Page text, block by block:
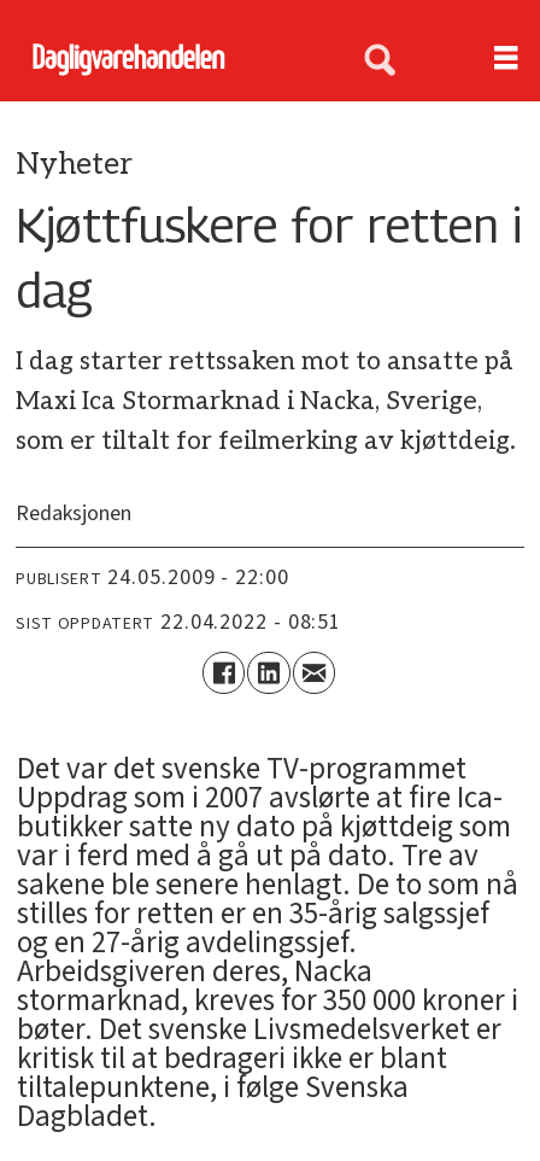
Nyheter
Kjøttfuskere for retten i
dag
I dag starter rettssaken mot to ansatte på
Maxi Ica Stormarknad i Nacka, Sverige,
som er tiltalt for feilmerking av kjøttdeig.
Redaksjonen
PUBLISERT 24.05.2009 - 22:00
SIST OPPDATERT 22.04.2022 - 08:51
Det var det svenske TV-programmet
Uppdrag som i 2007 avslørte at fire Ica-
butikker satte ny dato på kjøttdeig som
var i ferd med å gå ut på dato. Tre av
sakene ble senere henlagt. De to som nå
stilles for retten er en 35-årig salgssjef
og en 27-årig avdelingssjef.
Arbeidsgiveren deres, Nacka
stormarknad, kreves for 350 000 kroner i
bøter. Det svenske Livsmedelsverket er
kritisk til at bedrageri ikke er blant
tiltalepunktene, i følge Svenska
Dagbladet.